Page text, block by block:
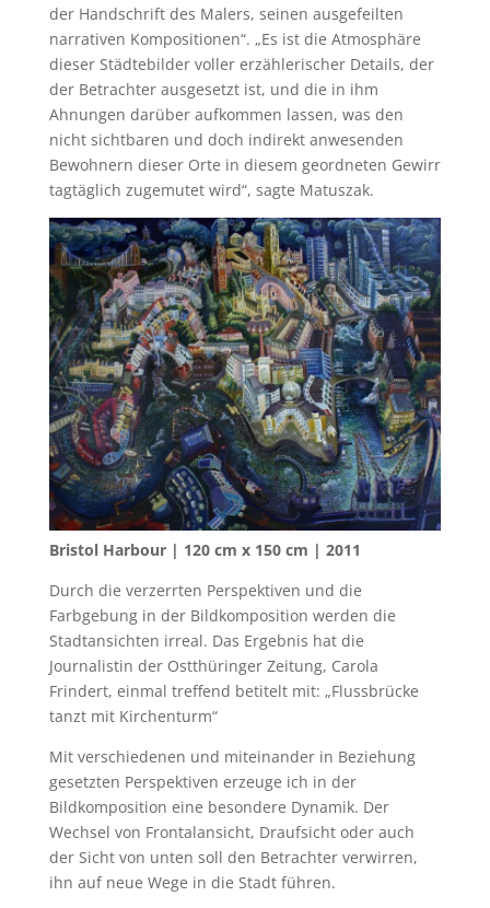
der Handschrift des Malers, seinen ausgefeilten
narrativen Kompositionen“. „Es ist die Atmosphäre
dieser Städtebilder voller erzählerischer Details, der
der Betrachter ausgesetzt ist, und die in ihm
Ahnungen darüber aufkommen lassen, was den
nicht sichtbaren und doch indirekt anwesenden
Bewohnern dieser Orte in diesem geordneten Gewirr
tagtäglich zugemutet wird“, sagte Matuszak.
Bristol Harbour | 120 cm x 150 cm | 2011
Durch die verzerrten Perspektiven und die
Farbgebung in der Bildkomposition werden die
Stadtansichten irreal. Das Ergebnis hat die
Journalistin der Ostthüringer Zeitung, Carola
Frindert, einmal treffend betitelt mit: „Flussbrücke
tanzt mit Kirchenturm“
Mit verschiedenen und miteinander in Beziehung
gesetzten Perspektiven erzeuge ich in der
Bildkomposition eine besondere Dynamik. Der
Wechsel von Frontalansicht, Draufsicht oder auch
der Sicht von unten soll den Betrachter verwirren,
ihn auf neue Wege in die Stadt führen.